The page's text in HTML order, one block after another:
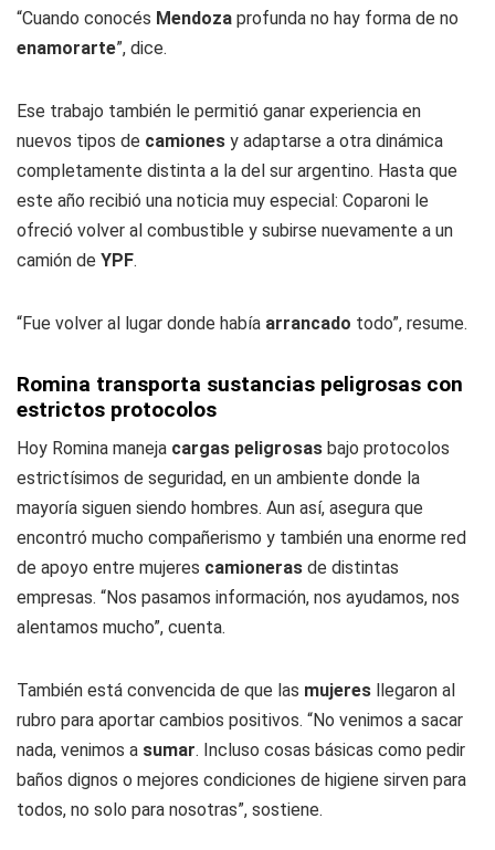
“Cuando conocés Mendoza profunda no hay forma de no
enamorarte”, dice.
Ese trabajo también le permitió ganar experiencia en
nuevos tipos de camiones y adaptarse a otra dinámica
completamente distinta a la del sur argentino. Hasta que
este año recibió una noticia muy especial: Coparoni le
ofreció volver al combustible y subirse nuevamente a un
camión de YPF.
“Fue volver al lugar donde había arrancado todo”, resume.
Romina transporta sustancias peligrosas con
estrictos protocolos
Hoy Romina maneja cargas peligrosas bajo protocolos
estrictísimos de seguridad, en un ambiente donde la
mayoría siguen siendo hombres. Aun así, asegura que
encontró mucho compañerismo y también una enorme red
de apoyo entre mujeres camioneras de distintas
empresas. “Nos pasamos información, nos ayudamos, nos
alentamos mucho”, cuenta.
También está convencida de que las mujeres llegaron al
rubro para aportar cambios positivos. “No venimos a sacar
nada, venimos a sumar. Incluso cosas básicas como pedir
baños dignos o mejores condiciones de higiene sirven para
todos, no solo para nosotras”, sostiene.